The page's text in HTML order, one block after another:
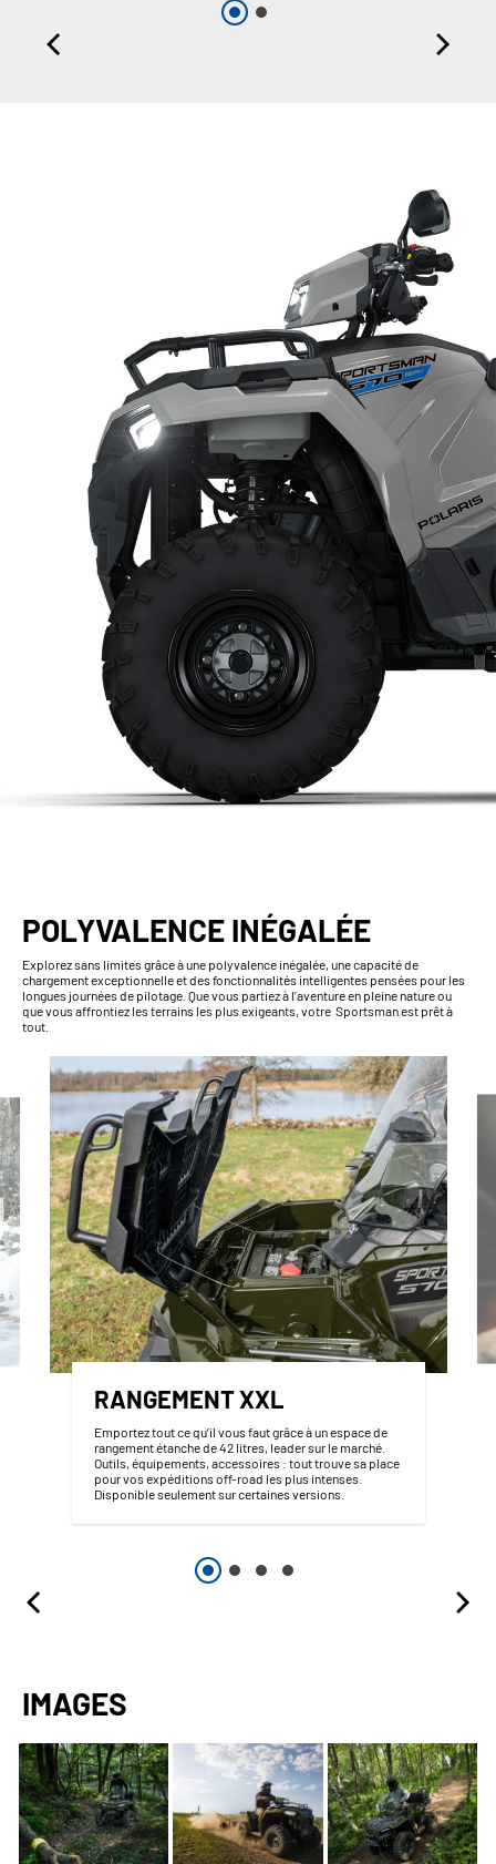
POLYVALENCE INÉGALÉE
Explorez sans limites grâce à une polyvalence inégalée, une capacité de
chargement exceptionnelle et des fonctionnalités intelligentes pensées pour les
longues journées de pilotage. Que vous partiez à l’aventure en pleine nature ou
que vous affrontiez les terrains les plus exigeants, votre Sportsman est prêt à
tout.
RANGEMENT XXL
Emportez tout ce qu’il vous faut grâce à un espace de
rangement étanche de 42 litres, leader sur le marché.
Outils, équipements, accessoires : tout trouve sa place
pour vos expéditions off-road les plus intenses.
Disponible seulement sur certaines versions.
IMAGES